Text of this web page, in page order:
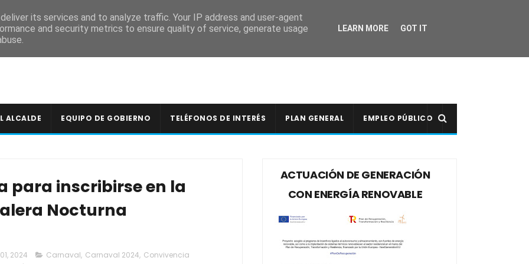
ALCALDE EQUIPO DE GOBIERNO TELÉFONOS DE INTERÉS PLAN GENERAL EMPLEO PÚBLICO
para inscribirse en la
Nocturna
2024 Carnaval, Carnaval 2024, Convivencia
ACTUACIÓN DE GENERACIÓN
CON ENERGÍA RENOVABLE
its services and to analyze traffic. Your IP address and user-agent
and security metrics to ensure quality of service, generate usage
LEARN MORE GOT IT